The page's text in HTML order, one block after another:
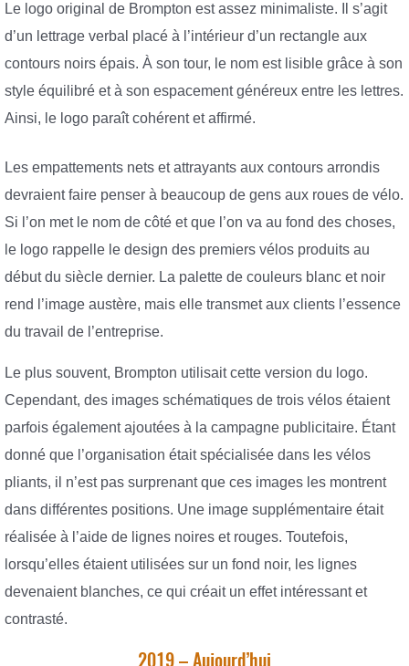
Le logo original de Brompton est assez minimaliste. Il s’agit
d’un lettrage verbal placé à l’intérieur d’un rectangle aux
contours noirs épais. À son tour, le nom est lisible grâce à son
style équilibré et à son espacement généreux entre les lettres.
Ainsi, le logo paraît cohérent et affirmé.
Les empattements nets et attrayants aux contours arrondis
devraient faire penser à beaucoup de gens aux roues de vélo.
Si l’on met le nom de côté et que l’on va au fond des choses,
le logo rappelle le design des premiers vélos produits au
début du siècle dernier. La palette de couleurs blanc et noir
rend l’image austère, mais elle transmet aux clients l’essence
du travail de l’entreprise.
Le plus souvent, Brompton utilisait cette version du logo.
Cependant, des images schématiques de trois vélos étaient
parfois également ajoutées à la campagne publicitaire. Étant
donné que l’organisation était spécialisée dans les vélos
pliants, il n’est pas surprenant que ces images les montrent
dans différentes positions. Une image supplémentaire était
réalisée à l’aide de lignes noires et rouges. Toutefois,
lorsqu’elles étaient utilisées sur un fond noir, les lignes
devenaient blanches, ce qui créait un effet intéressant et
contrasté.
2019 – Aujourd’hui